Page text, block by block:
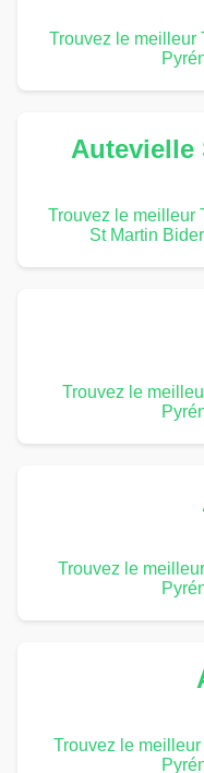
Trouvez le meilleur
Autevielle
Trouvez le meilleur
St Martin
Trouvez le
Trouvez le
Trouvez le